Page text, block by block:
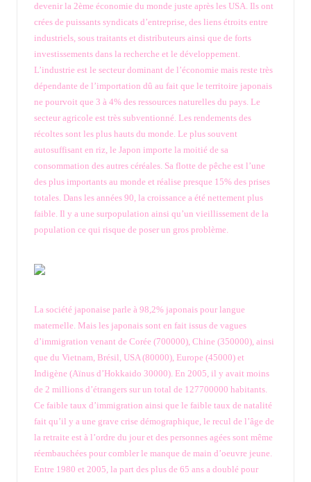
devenir la 2ème économie du monde juste après les USA. Ils ont
crées de puissants syndicats d’entreprise, des liens étroits entre
industriels, sous traitants et distributeurs ainsi que de forts
investissements dans la recherche et le développement.
L’industrie est le secteur dominant de l’économie mais reste très
dépendante de l’importation dû au fait que le territoire japonais
ne pourvoit que 3 à 4% des ressources naturelles du pays. Le
secteur agricole est très subventionné. Les rendements des
récoltes sont les plus hauts du monde. Le plus souvent
autosuffisant en riz, le Japon importe la moitié de sa
consommation des autres céréales. Sa flotte de pêche est l’une
des plus importants au monde et réalise presque 15% des prises
totales. Dans les années 90, la croissance a été nettement plus
faible. Il y a une surpopulation ainsi qu’un vieillissement de la
population ce qui risque de poser un gros problème.
La société japonaise parle à 98,2% japonais pour langue
maternelle. Mais les japonais sont en fait issus de vagues
d’immigration venant de Corée (700000), Chine (350000), ainsi
que du Vietnam, Brésil, USA (80000), Europe (45000) et
Indigène (Aïnus d’Hokkaido 30000). En 2005, il y avait moins
de 2 millions d’étrangers sur un total de 127700000 habitants.
Ce faible taux d’immigration ainsi que le faible taux de natalité
fait qu’il y a une grave crise démographique, le recul de l’âge de
la retraite est à l’ordre du jour et des personnes agées sont même
réembauchées pour combler le manque de main d’oeuvre jeune.
Entre 1980 et 2005, la part des plus de 65 ans a doublé pour